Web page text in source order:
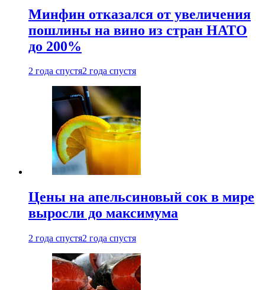
Минфин отказался от увеличения
пошлины на вино из стран НАТО
до 200%
2 года спустя2 года спустя
Цены на апельсиновый сок в мире
выросли до максимума
2 года спустя2 года спустя